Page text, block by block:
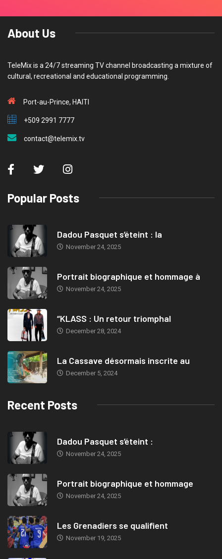
About Us
TeleMix is a 24/7 streaming TV channel broadcasting a mixture of
cultural, recreational and educational programming.
Port-au-Prince, HAITI
+509 2991 7777
contact@telemix.tv
Popular Posts
Dadou Pasquet s’éteint : la
November 24, 2025
Portrait biographique et hommage à
November 24, 2025
“KLASS : Un retour triomphal
December 28, 2024
La Cassave désormais inscrite au
December 5, 2024
Recent Posts
Dadou Pasquet s’éteint :
November 24, 2025
Portrait biographique et hommage
November 24, 2025
Les Grenadiers se qualifient
November 19, 2025